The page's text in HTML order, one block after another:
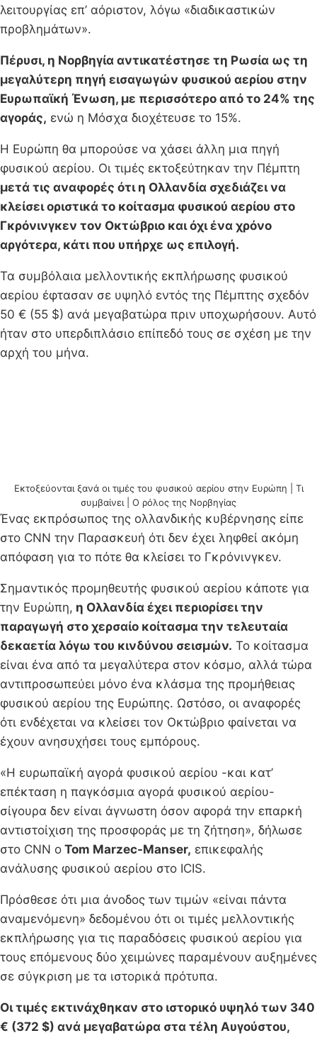
λειτουργίας επ’ αόριστον, λόγω «διαδικαστικών
προβλημάτων».
Πέρυσι, η Νορβηγία αντικατέστησε τη Ρωσία ως τη
μεγαλύτερη πηγή εισαγωγών φυσικού αερίου στην
Ευρωπαϊκή Ένωση, με περισσότερο από το 24% της
αγοράς, ενώ η Μόσχα διοχέτευσε το 15%.
Η Ευρώπη θα μπορούσε να χάσει άλλη μια πηγή
φυσικού αερίου. Οι τιμές εκτοξεύτηκαν την Πέμπτη
μετά τις αναφορές ότι η Ολλανδία σχεδιάζει να
κλείσει οριστικά το κοίτασμα φυσικού αερίου στο
Γκρόνινγκεν τον Οκτώβριο και όχι ένα χρόνο
αργότερα, κάτι που υπήρχε ως επιλογή.
Τα συμβόλαια μελλοντικής εκπλήρωσης φυσικού
αερίου έφτασαν σε υψηλό εντός της Πέμπτης σχεδόν
50 € (55 $) ανά μεγαβατώρα πριν υποχωρήσουν. Αυτό
ήταν στο υπερδιπλάσιο επίπεδό τους σε σχέση με την
αρχή του μήνα.
Εκτοξεύονται ξανά οι τιμές του φυσικού αερίου στην Ευρώπη | Τι
συμβαίνει | Ο ρόλος της Νορβηγίας
Ένας εκπρόσωπος της ολλανδικής κυβέρνησης είπε
στο CNN την Παρασκευή ότι δεν έχει ληφθεί ακόμη
απόφαση για το πότε θα κλείσει το Γκρόνινγκεν.
Σημαντικός προμηθευτής φυσικού αερίου κάποτε για
την Ευρώπη, η Ολλανδία έχει περιορίσει την
παραγωγή στο χερσαίο κοίτασμα την τελευταία
δεκαετία λόγω του κινδύνου σεισμών. Το κοίτασμα
είναι ένα από τα μεγαλύτερα στον κόσμο, αλλά τώρα
αντιπροσωπεύει μόνο ένα κλάσμα της προμήθειας
φυσικού αερίου της Ευρώπης. Ωστόσο, οι αναφορές
ότι ενδέχεται να κλείσει τον Οκτώβριο φαίνεται να
έχουν ανησυχήσει τους εμπόρους.
«Η ευρωπαϊκή αγορά φυσικού αερίου -και κατ’
επέκταση η παγκόσμια αγορά φυσικού αερίου-
σίγουρα δεν είναι άγνωστη όσον αφορά την επαρκή
αντιστοίχιση της προσφοράς με τη ζήτηση», δήλωσε
στο CNN ο Tom Marzec-Manser, επικεφαλής
ανάλυσης φυσικού αερίου στο ICIS.
Πρόσθεσε ότι μια άνοδος των τιμών «είναι πάντα
αναμενόμενη» δεδομένου ότι οι τιμές μελλοντικής
εκπλήρωσης για τις παραδόσεις φυσικού αερίου για
τους επόμενους δύο χειμώνες παραμένουν αυξημένες
σε σύγκριση με τα ιστορικά πρότυπα.
Οι τιμές εκτινάχθηκαν στο ιστορικό υψηλό των 340
€ (372 $) ανά μεγαβατώρα στα τέλη Αυγούστου,